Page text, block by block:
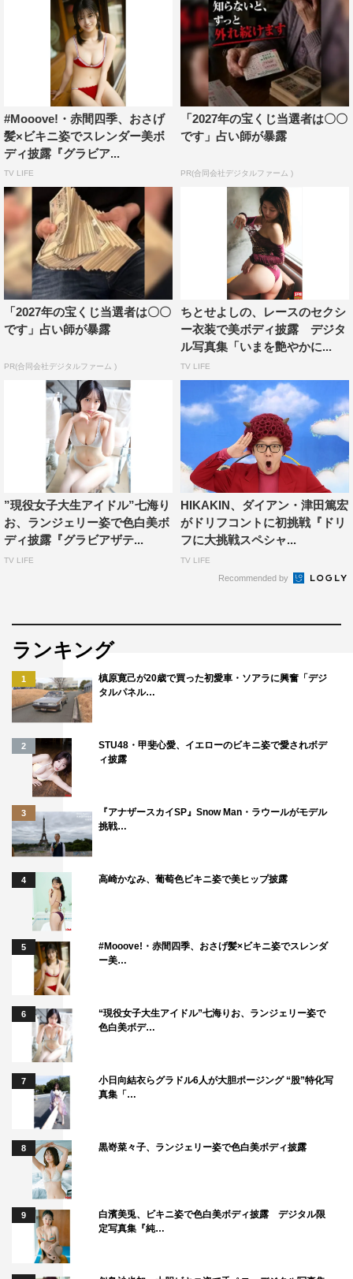
#Mooove!・赤間四季、おさげ
髪×ビキニ姿でスレンダー美ボ
ディ披露『グラビア...
TV LIFE
「2027年の宝くじ当選者は〇〇
です」占い師が暴露
PR(合同会社デジタルファーム )
「2027年の宝くじ当選者は〇〇
です」占い師が暴露
PR(合同会社デジタルファーム )
ちとせよしの、レースのセクシ
ー衣装で美ボディ披露 デジタ
ル写真集「いまを艶やかに...
TV LIFE
”現役女子大生アイドル”七海り
お、ランジェリー姿で色白美ボ
ディ披露『グラビアザテ...
TV LIFE
HIKAKIN、ダイアン・津田篤宏
がドリフコントに初挑戦『ドリ
フに大挑戦スペシャ...
TV LIFE
Recommended by
ランキング
1
槙原寛己が20歳で買った初愛車・ソアラに興奮「デジ
タルパネル…
2
STU48・甲斐心愛、イエローのビキニ姿で愛されボデ
ィ披露
3
『アナザースカイSP』Snow Man・ラウールがモデル
挑戦…
4 高崎かなみ、葡萄色ビキニ姿で美ヒップ披露
5
#Mooove!・赤間四季、おさげ髪×ビキニ姿でスレンダ
ー美…
6
“現役女子大生アイドル”七海りお、ランジェリー姿で
色白美ボデ…
7
小日向結衣らグラドル6人が大胆ポージング “股”特化写
真集「…
8 黒嵜菜々子、ランジェリー姿で色白美ボディ披露
9
白濱美兎、ビキニ姿で色白美ボディ披露 デジタル限
定写真集『純…